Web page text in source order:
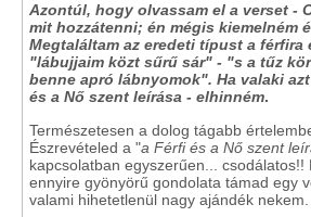
Azontúl, hogy olvassam el a verset -
mit hozzátenni; én mégis kiemelném
Megtaláltam az eredeti típust a férfira
"lábujjaim közt sűrű sár" - "s a tűz
benne apró lábnyomok". Ha valaki
és a Nő szent leírása - elhinném.
Természetesen a dolog tágabb
Észrevételed a "a Férfi és a Nő szent
kapcsolatban egyszerűen... csodálatos!!
ennyire gyönyörű gondolata támad egy
valami hihetetlenül nagy ajándék